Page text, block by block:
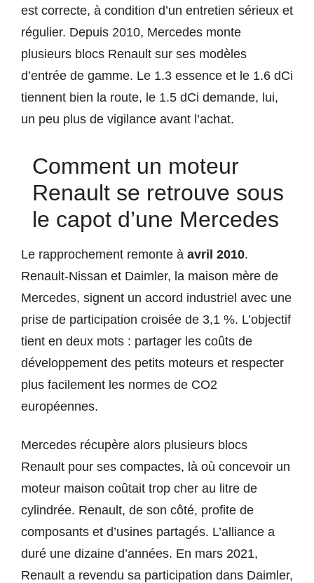
est correcte, à condition d’un entretien sérieux et
régulier. Depuis 2010, Mercedes monte
plusieurs blocs Renault sur ses modèles
d’entrée de gamme. Le 1.3 essence et le 1.6 dCi
tiennent bien la route, le 1.5 dCi demande, lui,
un peu plus de vigilance avant l’achat.
Comment un moteur
Renault se retrouve sous
le capot d’une Mercedes
Le rapprochement remonte à avril 2010.
Renault-Nissan et Daimler, la maison mère de
Mercedes, signent un accord industriel avec une
prise de participation croisée de 3,1 %. L’objectif
tient en deux mots : partager les coûts de
développement des petits moteurs et respecter
plus facilement les normes de CO2
européennes.
Mercedes récupère alors plusieurs blocs
Renault pour ses compactes, là où concevoir un
moteur maison coûtait trop cher au litre de
cylindrée. Renault, de son côté, profite de
composants et d’usines partagés. L’alliance a
duré une dizaine d’années. En mars 2021,
Renault a revendu sa participation dans Daimler,